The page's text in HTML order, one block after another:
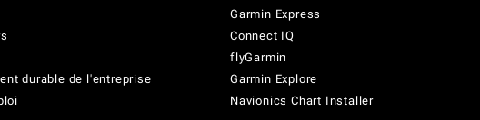
durable de l'entreprise
Garmin Express
Connect IQ
flyGarmin
Garmin Explore
Navionics Chart Installer